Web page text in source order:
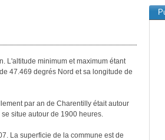
L'altitude minimum et maximum étant
47.469 degrés Nord et sa longitude de
par an de Charentilly était autour
situe autour de 1900 heures.
La superficie de la commune est de